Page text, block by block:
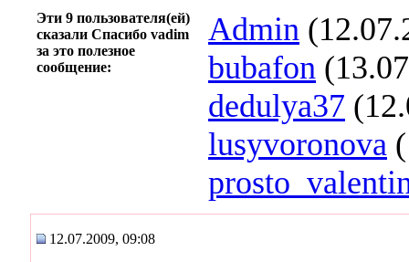
Эти 9 пользователя(ей)
сказали Спасибо vadim
за это полезное
сообщение:
Admin
bubafon
dedulya37
lusyvoronova
12.07.2009, 09:08